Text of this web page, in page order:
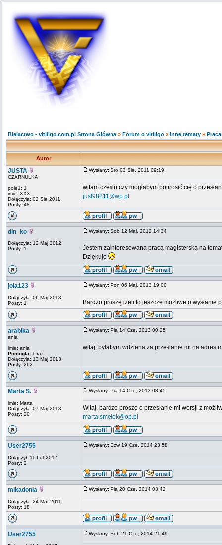
Bielactwo - vitiligo.com.pl Strona Główna » Forum o vitiligo » Inne tematy »
Autor
JUSTA
CZARNULKA
pole1: 1
imie: XXX
Dołączyła: 02 Sie 2011
Posty: 48
Wysłany: Śro 03 Sie, 2011 09:19
witam czesiu czy mogłabym poprosić cię o
just98211@wp.pl
din_ko
Dołączyła: 12 Maj 2012
Posty: 1
Wysłany: Sob 12 Maj, 2012 14:34
Jestem zainteresowana pracą magisterską na
Dziękuję
jola123
Dołączyła: 06 Maj 2013
Posty: 1
Wysłany: Pon 06 Maj, 2013 19:00
Bardzo proszę jżeli to jeszcze możliwe o wysłanie
arabika
ania
imie: ania
Pomogła: 1 raz
Dołączyła: 13 Maj 2013
Posty: 262
Wysłany: Pią 14 Cze, 2013 00:25
witaj, bylabym wdziena za przeslanie mi na adres
Marta S.
imie: Marta
Dołączyła: 07 Maj 2013
Posty: 20
Wysłany: Pią 14 Cze, 2013 08:45
Witaj, bardzo proszę o przesłanie mi wersji z
marta.smetek@op.pl
User2755
Dołączył: 11 Lut 2017
Posty: 2
Wysłany: Czw 19 Cze, 2014 23:58
mikadonia
Dołączyła: 24 Mar 2011
Posty: 18
Wysłany: Pią 20 Cze, 2014 03:42
User2755 Wysłany: Sob 21 Cze, 2014 21:49